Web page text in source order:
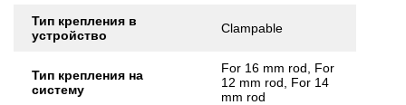
Тип крепления в
устройство
Clampable
Тип крепления на
систему
For 16 mm rod, For
12 mm rod, For 14
mm rod